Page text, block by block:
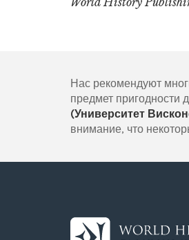
Нас рекомендуют
предмет пригодности
(Университет
внимание, что